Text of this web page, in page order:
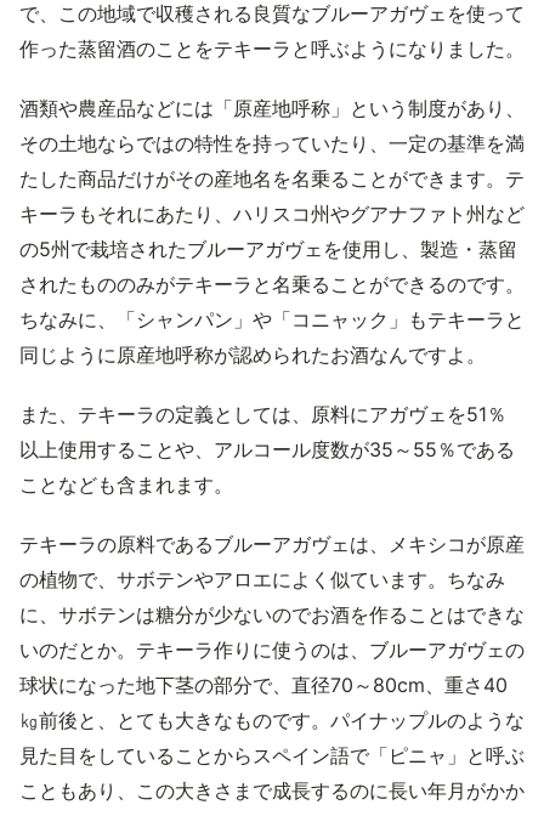
で、この地域で収穫される良質なブルーアガヴェを使って
作った蒸留酒のことをテキーラと呼ぶようになりました。
酒類や農産品などには「原産地呼称」という制度があり、
その土地ならではの特性を持っていたり、一定の基準を満
たした商品だけがその産地名を名乗ることができます。テ
キーラもそれにあたり、ハリスコ州やグアナファト州など
の5州で栽培されたブルーアガヴェを使用し、製造・蒸留
されたもののみがテキーラと名乗ることができるのです。
ちなみに、「シャンパン」や「コニャック」もテキーラと
同じように原産地呼称が認められたお酒なんですよ。
また、テキーラの定義としては、原料にアガヴェを51％
以上使用することや、アルコール度数が35～55％である
ことなども含まれます。
テキーラの原料であるブルーアガヴェは、メキシコが原産
の植物で、サボテンやアロエによく似ています。ちなみ
に、サボテンは糖分が少ないのでお酒を作ることはできな
いのだとか。テキーラ作りに使うのは、ブルーアガヴェの
球状になった地下茎の部分で、直径70～80cm、重さ40
㎏前後と、とても大きなものです。パイナップルのような
見た目をしていることからスペイン語で「ピニャ」と呼ぶ
こともあり、この大きさまで成長するのに長い年月がかか